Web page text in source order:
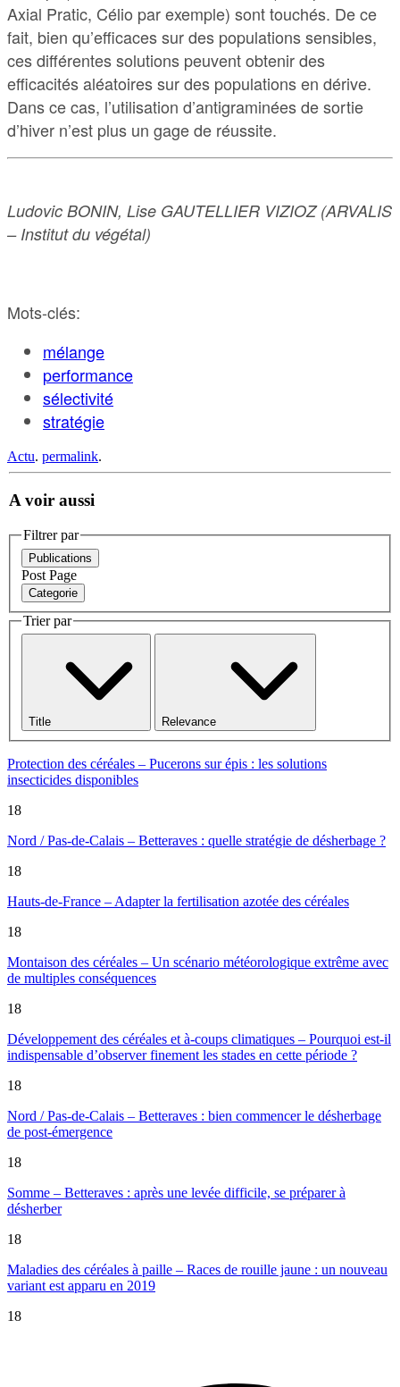
Axial Pratic, Célio par exemple) sont touchés. De ce
fait, bien qu’efficaces sur des populations sensibles,
ces différentes solutions peuvent obtenir des
efficacités aléatoires sur des populations en dérive.
Dans ce cas, l’utilisation d’antigraminées de sortie
d’hiver n’est plus un gage de réussite.
Ludovic BONIN, Lise GAUTELLIER VIZIOZ (ARVALIS
– Institut du végétal)
Mots-clés:
mélange
performance
sélectivité
stratégie
Actu. permalink.
A voir aussi
Filtrer par
Publications
Post Page
Categorie
Trier par
Title Relevance
Protection des céréales – Pucerons sur épis : les solutions
insecticides disponibles
18
Nord / Pas-de-Calais – Betteraves : quelle stratégie de désherbage ?
18
Hauts-de-France – Adapter la fertilisation azotée des céréales
18
Montaison des céréales – Un scénario météorologique extrême avec
de multiples conséquences
18
Développement des céréales et à-coups climatiques – Pourquoi est-il
indispensable d’observer finement les stades en cette période ?
18
Nord / Pas-de-Calais – Betteraves : bien commencer le désherbage
de post-émergence
18
Somme – Betteraves : après une levée difficile, se préparer à
désherber
18
Maladies des céréales à paille – Races de rouille jaune : un nouveau
variant est apparu en 2019
18